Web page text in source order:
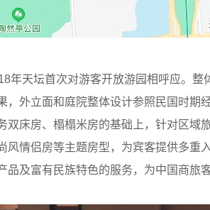
天坛首次对游客开放游园相呼应。整
，外立面和庭院整体设计参照民国时期
双床房、榻榻米房的基础上，针对区域
风情侣房等主题房型，为宾客提供多重
品及富有民族特色的服务，为中国商旅